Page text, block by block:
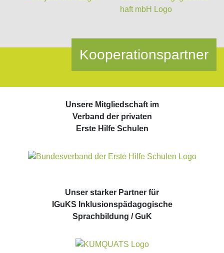
Kooperationspartner
Unsere Mitgliedschaft im
Verband der privaten
Erste Hilfe Schulen
Unser starker Partner für
IGuKS Inklusionspädagogische
Sprachbildung / GuK